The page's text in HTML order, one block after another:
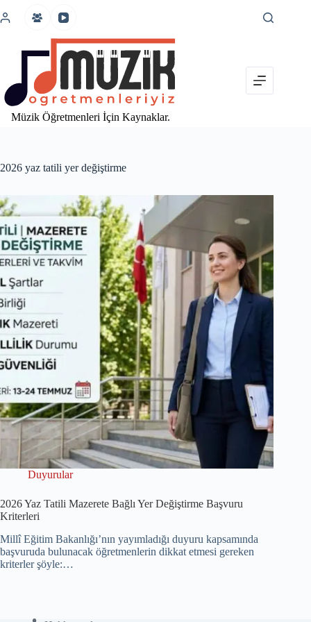
atla
Müzik Öğretmenleri İçin Kaynaklar.
2026 yaz tatili yer değiştirme
Duyurular
2026 Yaz Tatili Mazerete Bağlı Yer Değiştirme Başvuru
Kriterleri
Millî Eğitim Bakanlığı’nın yayımladığı duyuru kapsamında
başvuruda bulunacak öğretmenlerin dikkat etmesi gereken
kriterler şöyle:…